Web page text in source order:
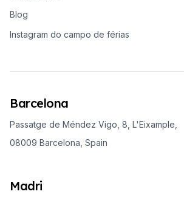
Blog
Instagram do campo de férias
Barcelona
Passatge de Méndez Vigo, 8, L'Eixample,
08009 Barcelona, Spain
Madri